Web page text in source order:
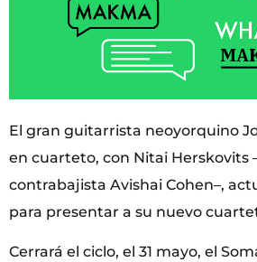
El gran guitarrista neoyorquino
en cuarteto, con Nitai Herskovits
contrabajista Avishai Cohen–,
para presentar a su nuevo
Cerrará el ciclo, el 31 mayo, el